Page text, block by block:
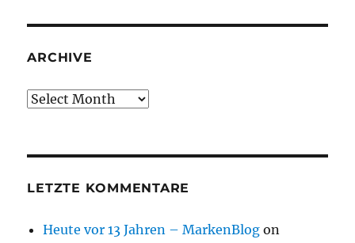
ARCHIVE
Archive
LETZTE KOMMENTARE
Heute vor 13 Jahren – MarkenBlog on